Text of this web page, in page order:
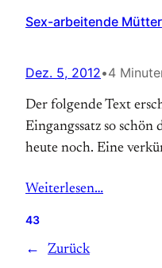
Sex-arbeitende Mütter
Dez. 5, 2012•4
Der folgende Text
Eingangssatz so
heute noch. Eine
Weiterlesen…
43
← Zurück